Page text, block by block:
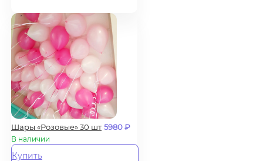
Шары «Розовые» 30 шт 5980₽
В наличии
Купить